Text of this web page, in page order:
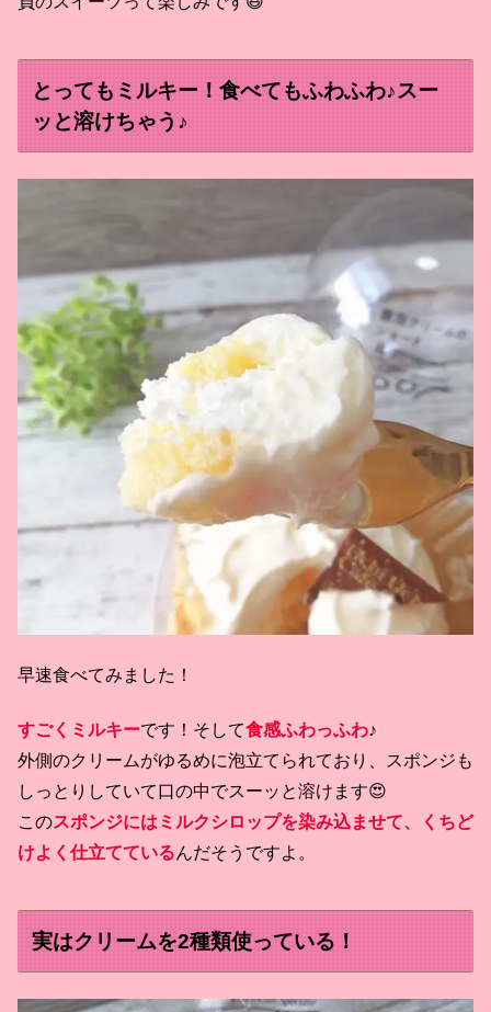
とってもミルキー！食べてもふわふわ♪スー
ッと溶けちゃう♪
早速食べてみました！
すごくミルキーです！そして食感ふわっふわ♪
外側のクリームがゆるめに泡立てられており、スポンジも
しっとりしていて口の中でスーッと溶けます😍
このスポンジにはミルクシロップを染み込ませて、くちど
けよく仕立てているんだそうですよ。
実はクリームを2種類使っている！